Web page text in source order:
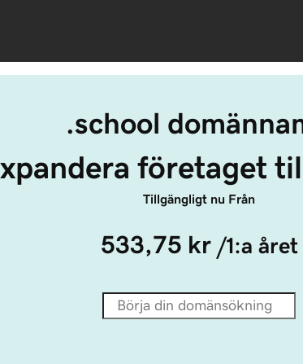
.school
företaget
Tillgängligt nu Från
533,75 kr /1:a året